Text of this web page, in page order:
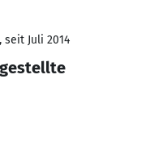
seit Juli 2014